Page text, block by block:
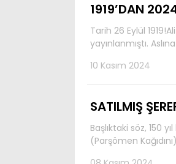
1919’DAN
Tarih 26 Eylül
yayınlanmıştı.
10 Kasım 2024
SATILMIŞ
Başlıktaki söz, 150
(Parşömen